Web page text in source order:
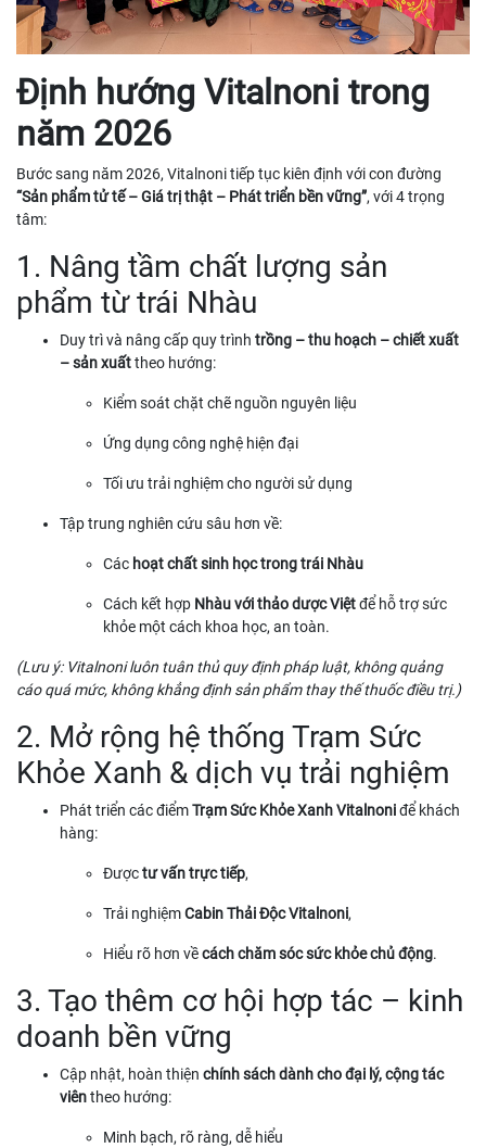
Định hướng Vitalnoni trong
năm 2026
Bước sang năm 2026, Vitalnoni tiếp tục kiên định với con đường
“Sản phẩm tử tế – Giá trị thật – Phát triển bền vững”, với 4 trọng
tâm:
1. Nâng tầm chất lượng sản
phẩm từ trái Nhàu
Duy trì và nâng cấp quy trình trồng – thu hoạch – chiết xuất
– sản xuấttheo hướng:
Kiểm soát chặt chẽ nguồn nguyên liệu
Ứng dụng công nghệ hiện đại
Tối ưu trải nghiệm cho người sử dụng
Tập trung nghiên cứu sâu hơn về:
Các hoạt chất sinh học trong trái Nhàu
Cách kết hợp Nhàu với thảo dược Việtđể hỗ trợ sức
khỏe một cách khoa học, an toàn.
(Lưu ý: Vitalnoni luôn tuân thủ quy định pháp luật, không quảng
cáo quá mức, không khẳng định sản phẩm thay thế thuốc điều trị.)
2. Mở rộng hệ thống Trạm Sức
Khỏe Xanh & dịch vụ trải nghiệm
Phát triển các điểmTrạm Sức Khỏe Xanh Vitalnoniđể khách
hàng:
Đượctư vấn trực tiếp,
Trải nghiệmCabin Thải Độc Vitalnoni,
Hiểu rõ hơn vềcách chăm sóc sức khỏe chủ động.
3. Tạo thêm cơ hội hợp tác – kinh
doanh bền vững
Cập nhật, hoàn thiện chính sách dành cho đại lý, cộng tác
viêntheo hướng:
Minh bạch, rõ ràng, dễ hiểu